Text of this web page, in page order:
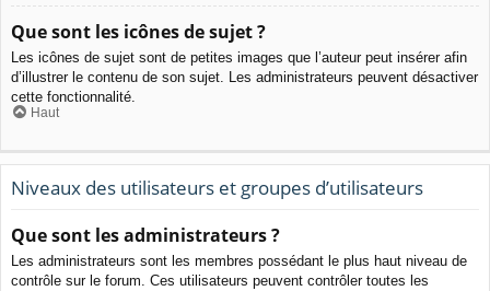
Que sont les icônes de sujet ?
Les icônes de sujet sont de petites images que l’auteur peut insérer afin
d’illustrer le contenu de son sujet. Les administrateurs peuvent désactiver
cette fonctionnalité.
Haut
Niveaux des utilisateurs et groupes d’utilisateurs
Que sont les administrateurs ?
Les administrateurs sont les membres possédant le plus haut niveau de
contrôle sur le forum. Ces utilisateurs peuvent contrôler toutes les